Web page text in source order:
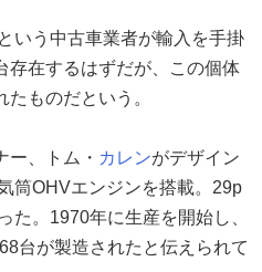
いう中古車業者が輸入を手掛
存在するはずだが、この個体
ものだという。
ー、トム・ カレンがデザイン
筒OHVエンジンを搭載。29p
た。1970年に生産を開始し、
台が製造されたと伝えられて